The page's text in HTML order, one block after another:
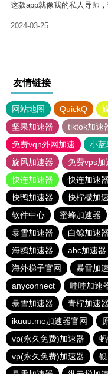
这款app就像我的私人导师
2024-03-25
友情链接
网站地图 QuickQ
坚果加速器
tiktok加速
免费vqn外网加速
小蓝
旋风加速器
免费vps加
快连加速器
快连加速
快鸭加速器
快柠檬加
软件中心
蜜蜂加速器
暴雪加速器
白鲸加速器
海鸥加速器
abc加速器
海外梯子官网
暴雪加
anyconnect
哇哇加速
暴雪加速器
青柠加速器
ikuuu.me加速器官网
vp(永久免费)加速器
vp(永久免费)加速器